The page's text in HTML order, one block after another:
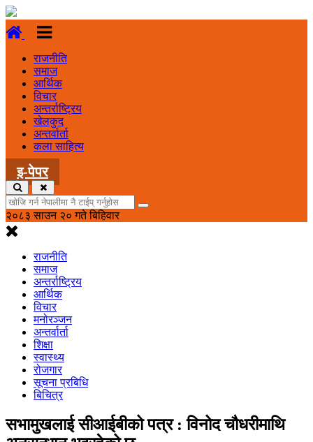
राजनीति
समाज
आर्थिक
विचार
अन्तर्राष्ट्रिय
खेलकुद
अन्तर्वार्ता
कला साहित्य
इ-पेपर
२०८३ साउन २० गते बिहिवार
राजनीति
समाज
अन्तर्राष्ट्रिय
आर्थिक
विचार
मनोरञ्जन
अन्तर्वार्ता
शिक्षा
स्वास्थ्य
रोजगार
सूचना प्रबिधि
बिचित्र
सभामुखलाई सीआईबीको पत्र : विनोद चौधरीमाथि